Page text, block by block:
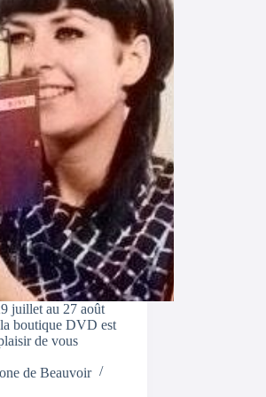
juillet au 27 août
boutique DVD est
de vous
de Beauvoir